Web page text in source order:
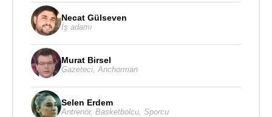
Necat Gülseven
İş adamı
Murat Birsel
Gazeteci Anchorman
Selen Erdem
Antrenör, Basketbolcu Sporcu